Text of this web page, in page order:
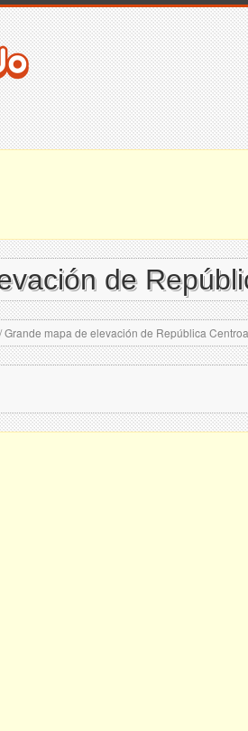
de
/Grande mapa de elevación de República